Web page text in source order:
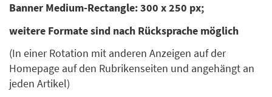
Banner Medium-Rectangle: 300 x 250 px;
weitere Formate sind nach Rücksprache möglich
(In einer Rotation mit anderen Anzeigen auf der
Homepage auf den Rubrikenseiten und angehängt an
jeden Artikel)